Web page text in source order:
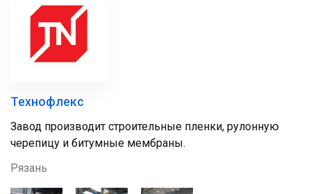
Технофлекс
Завод производит строительные пленки, рулонную
черепицу и битумные мембраны.
Рязань